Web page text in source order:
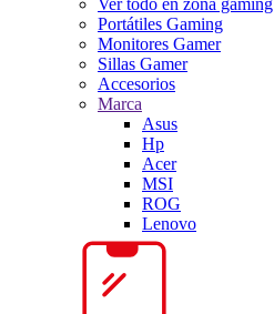
Portátiles Gaming
Monitores Gamer
Sillas Gamer
Accesorios
Marca
Asus
Hp
Acer
MSI
ROG
Lenovo